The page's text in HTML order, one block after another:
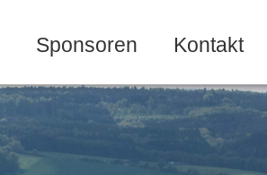
Sponsoren Kontakt